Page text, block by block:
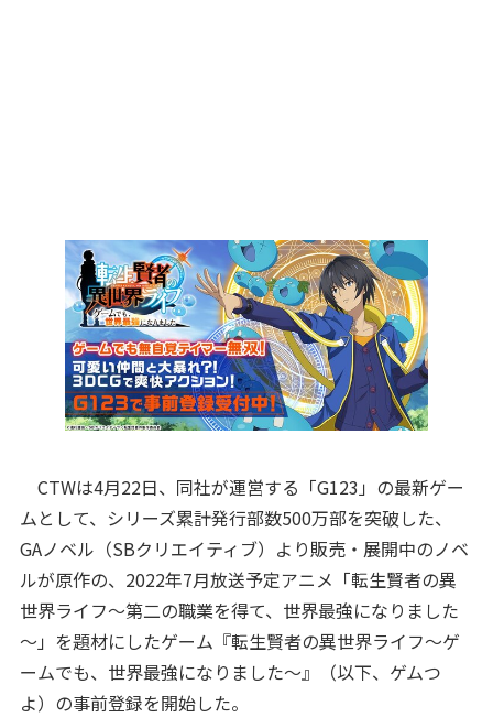
CTWは4月22日、同社が運営する「G123」の最新ゲー
ムとして、シリーズ累計発行部数500万部を突破した、
GAノベル（SBクリエイティブ）より販売・展開中のノベ
ルが原作の、2022年7月放送予定アニメ「転生賢者の異
世界ライフ～第二の職業を得て、世界最強になりました
～」を題材にしたゲーム『転生賢者の異世界ライフ～ゲ
ームでも、世界最強になりました～』（以下、ゲムつ
よ）の事前登録を開始した。